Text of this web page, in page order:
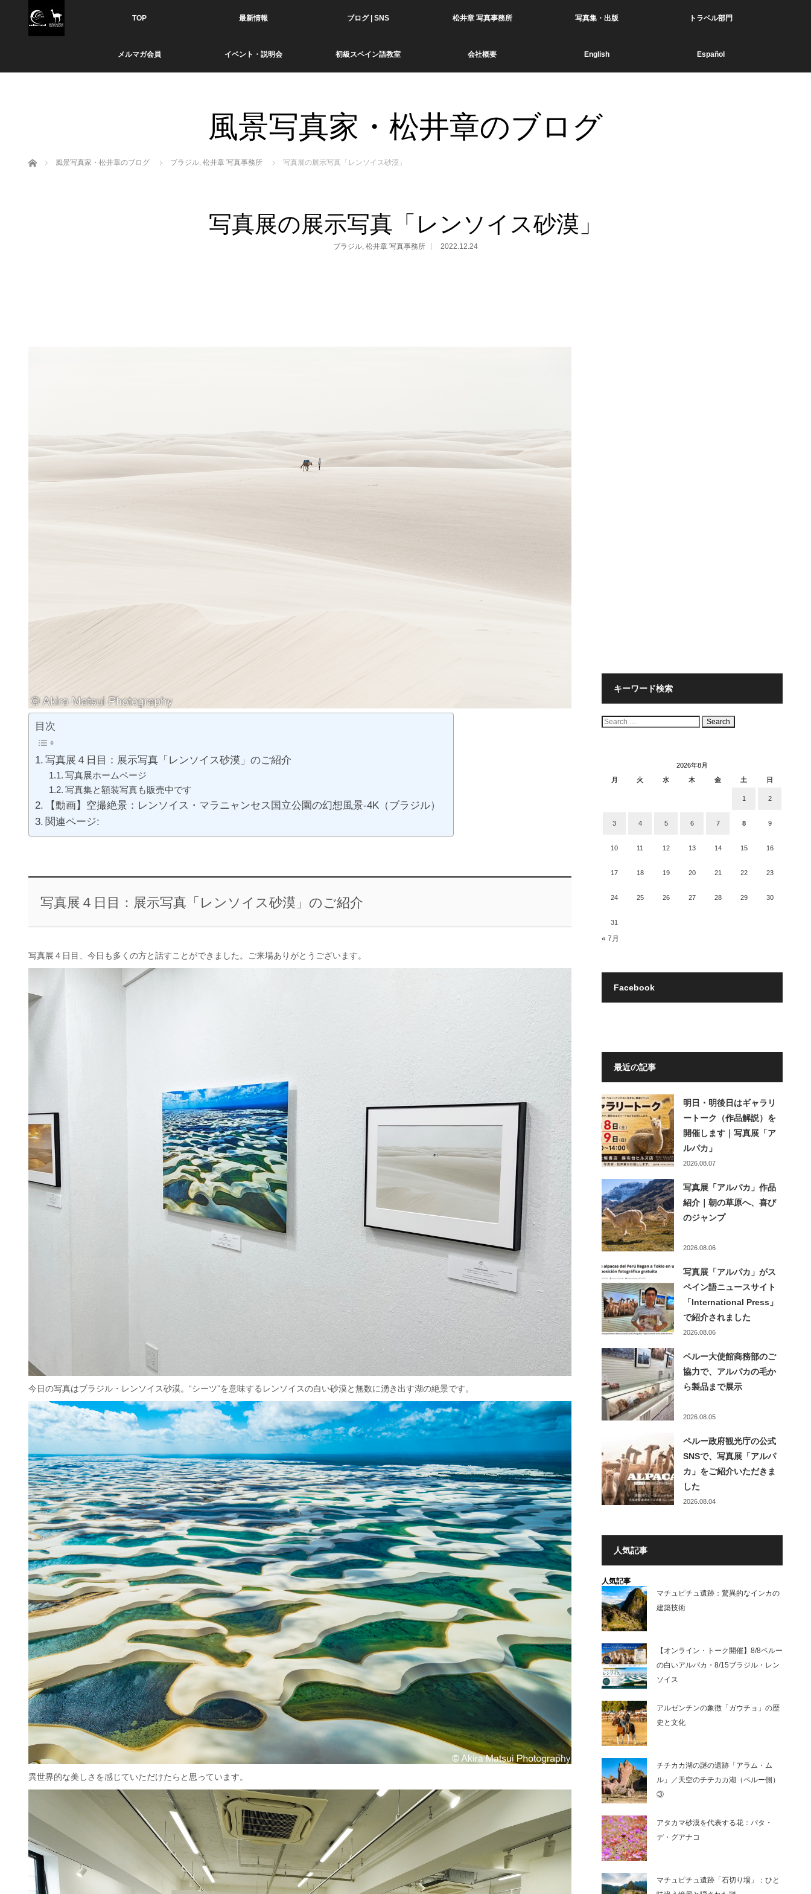
TOP 最新情報 ブログ | SNS 松井章 写真事務所 写真集・出版 トラベル部門
メルマガ会員 イベント・説明会 初級スペイン語教室 会社概要 English Español
風景写真家・松井章のブログ
ホーム 風景写真家・松井章のブログ ブラジル, 松井章 写真事務所 写真展の展示写真「レンソイス砂漠」
写真展の展示写真「レンソイス砂漠」
ブラジル, 松井章 写真事務所 2022.12.24
目次
写真展４日目：展示写真「レンソイス砂漠」のご紹介
写真展ホームページ
写真集と額装写真も販売中です
【動画】空撮絶景：レンソイス・マラニャンセス国立公園の幻想風景-4K（ブラジル）
関連ページ:
写真展４日目：展示写真「レンソイス砂漠」のご紹介
写真展４日目、今日も多くの方と話すことができました。ご来場ありがとうございます。
今日の写真はブラジル・レンソイス砂漠。“シーツ”を意味するレンソイスの白い砂漠と無数に湧き出す湖の絶景です。
異世界的な美しさを感じていただけたらと思っています。
キーワード検索
検
索:
2026年8月
月
火 水 木 金 土 日
1 2
3 4 5 6 7 8 9
10 11 12 13 14 15 16
17 18 19 20 21 22 23
24 25 26 27 28 29 30
31
« 7月
Facebook
最近の記事
明日・明後日はギャラリ
ートーク（作品解説）を
開催します｜写真展「ア
ルパカ」
2026.08.07
写真展「アルパカ」作品
紹介｜朝の草原へ、喜び
のジャンプ
2026.08.06
写真展「アルパカ」がス
ペイン語ニュースサイト
「International Press」
で紹介されました
2026.08.06
ペルー大使館商務部のご
協力で、アルパカの毛か
ら製品まで展示
2026.08.05
ペルー政府観光庁の公式
SNSで、写真展「アルパ
カ」をご紹介いただきま
した
2026.08.04
人気記事
人気記事
マチュピチュ遺跡：驚異的なインカの
建築技術
【オンライン・トーク開催】8/8ペルー
の白いアルパカ・8/15ブラジル・レン
ソイス
アルゼンチンの象徴「ガウチョ」の歴
史と文化
チチカカ湖の謎の遺跡「アラム・ム
ル」／天空のチチカカ湖（ペルー側）
③
アタカマ砂漠を代表する花：パタ・
デ・グアナコ
マチュピチュ遺跡「石切り場」：ひと